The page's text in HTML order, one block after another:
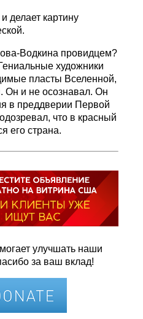
делает картину
Водкина провидцем?
художники
пласты Вселенной,
Он и не осознавал. Он
в преддверии Первой
что в красный
его страна.
улучшать наши
за ваш вклад!